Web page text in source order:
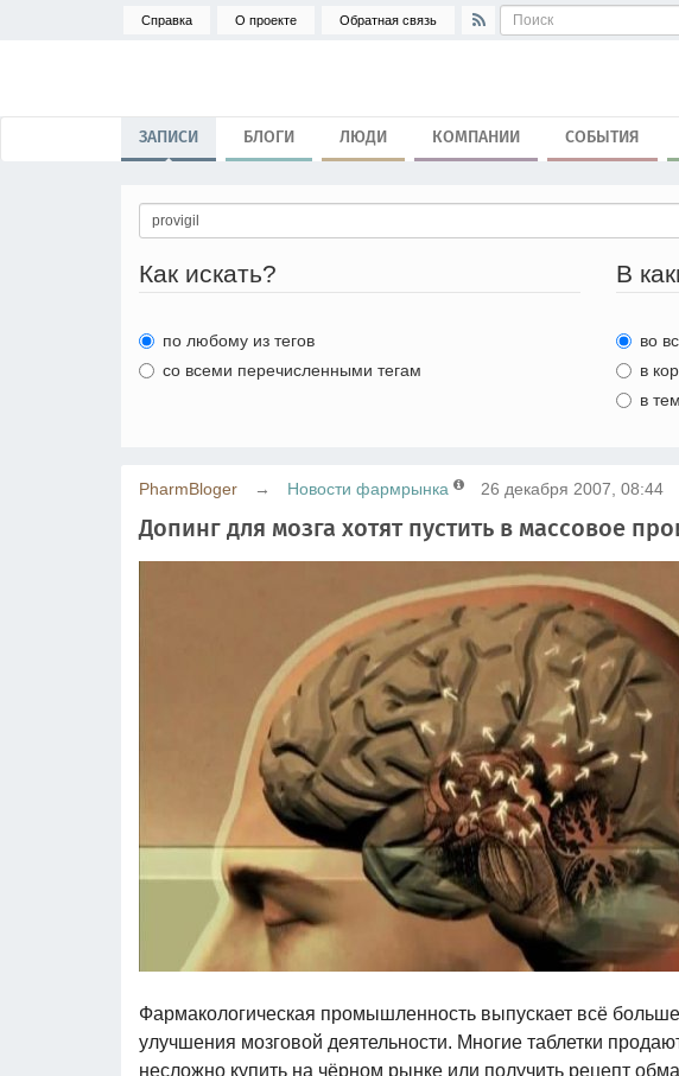
Справка О проекте Обратная связь
ЗАПИСИ БЛОГИ ЛЮДИ КОМПАНИИ СОБЫТИЯ
Как искать?
по любому из тегов
со всеми перечисленными тегам
В
во
в
в
PharmBloger → Новости фармрынка 26 декабря 2007, 08:44
Допинг для мозга хотят пустить в массовое
Фармакологическая промышленность выпускает всё
улучшения мозговой деятельности. Многие таблетки
несложно купить на чёрном рынке или получить рецепт